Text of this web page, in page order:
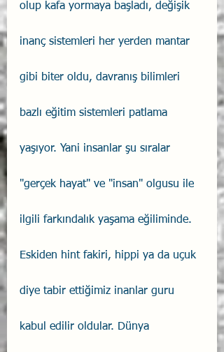
olup kafa yormaya başladı, değişik
inanç sistemleri her yerden mantar
gibi biter oldu, davranış bilimleri
bazlı eğitim sistemleri patlama
yaşıyor. Yani insanlar şu sıralar
"gerçek hayat" ve "insan" olgusu ile
ilgili farkındalık yaşama eğiliminde.
Eskiden hint fakiri, hippi ya da uçuk
diye tabir ettiğimiz inanlar guru
kabul edilir oldular. Dünya